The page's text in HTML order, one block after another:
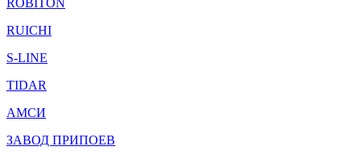
RUICHI
S-LINE
TIDAR
АМСИ
ЗАВОД ПРИПОЕВ